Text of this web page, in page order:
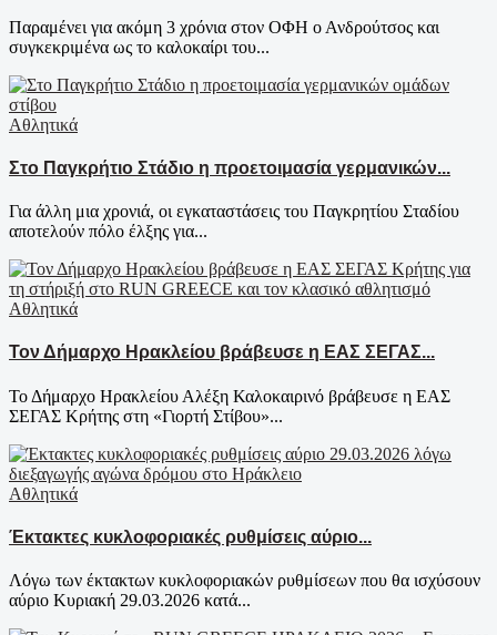
Παραμένει για ακόμη 3 χρόνια στον ΟΦΗ ο Ανδρούτσος και
συγκεκριμένα ως το καλοκαίρι του...
Αθλητικά
Στο Παγκρήτιο Στάδιο η προετοιμασία γερμανικών...
Για άλλη μια χρονιά, οι εγκαταστάσεις του Παγκρητίου Σταδίου
αποτελούν πόλο έλξης για...
Αθλητικά
Τον Δήμαρχο Ηρακλείου βράβευσε η ΕΑΣ ΣΕΓΑΣ...
Το Δήμαρχο Ηρακλείου Αλέξη Καλοκαιρινό βράβευσε η ΕΑΣ
ΣΕΓΑΣ Κρήτης στη «Γιορτή Στίβου»...
Αθλητικά
Έκτακτες κυκλοφοριακές ρυθμίσεις αύριο...
Λόγω των έκτακτων κυκλοφοριακών ρυθμίσεων που θα ισχύσουν
αύριο Κυριακή 29.03.2026 κατά...